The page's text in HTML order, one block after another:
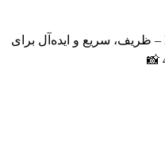
57,300,000 تومان
است.
💻 لپتاپ Microsoft Surface Laptop 4 – ظریف، سریع و ایده‌آل برای